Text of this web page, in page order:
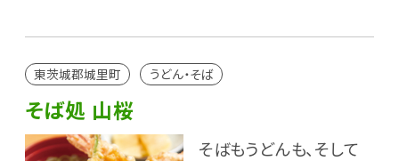
東茨城郡城里町 うどん・そば
そば処 山桜
そばもうどんも、そして